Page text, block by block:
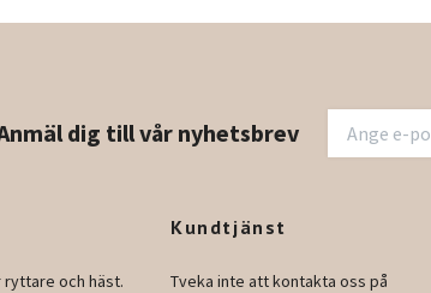
dig till vår nyhetsbrev
och häst.
Kundtjänst
Tveka inte att kontakta oss på